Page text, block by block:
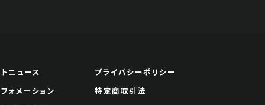
ニュース
ォメーション
プライバシーポリシー
特定商取引法